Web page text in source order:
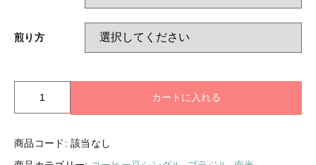
煎り方
ド
カートに入れる
商品コード:該当なし